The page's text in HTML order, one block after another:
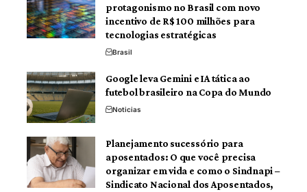
protagonismo no Brasil com novo
incentivo de R$ 100 milhões para
tecnologias estratégicas
Brasil
Google leva Gemini e IA tática ao
futebol brasileiro na Copa do Mundo
Noticias
Planejamento sucessório para
aposentados: O que você precisa
organizar em vida e como o Sindnapi –
Sindicato Nacional dos Aposentados,